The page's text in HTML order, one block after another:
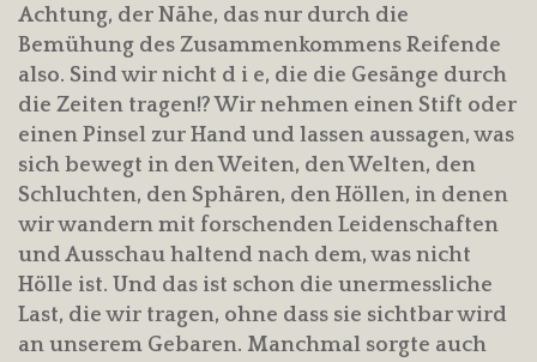
Achtung, der Nähe, das nur durch die
Bemühung des Zusammenkommens Reifende
also. Sind wir nicht d i e, die die Gesänge durch
die Zeiten tragen!? Wir nehmen einen Stift oder
einen Pinsel zur Hand und lassen aussagen, was
sich bewegt in den Weiten, den Welten, den
Schluchten, den Sphären, den Höllen, in denen
wir wandern mit forschenden Leidenschaften
und Ausschau haltend nach dem, was nicht
Hölle ist. Und das ist schon die unermessliche
Last, die wir tragen, ohne dass sie sichtbar wird
an unserem Gebaren. Manchmal sorgte auch